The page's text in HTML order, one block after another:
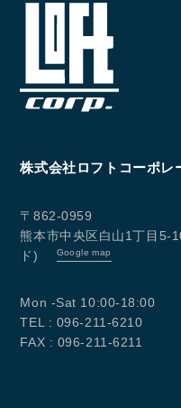
096-211-
株式会社ロフトコーポレ
〒862-0959
熊本市中央区白山1丁目5-
ド)
Google map
Mon -Sat 10:00-18:00
TEL : 096-211-6210
FAX : 096-211-6211